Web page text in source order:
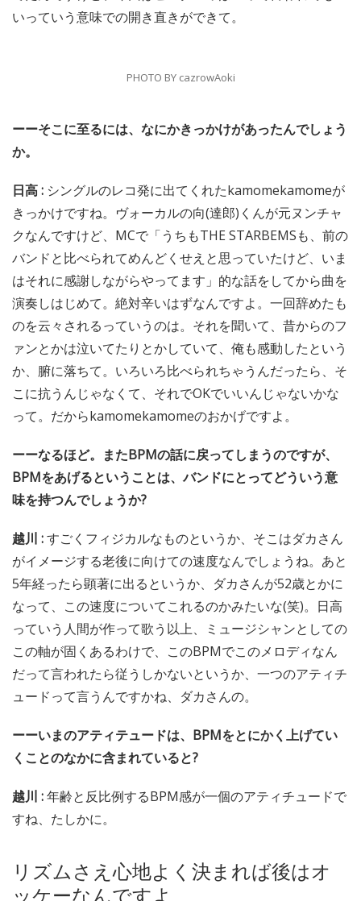
いっていう意味での開き直きができて。
PHOTO BY cazrowAoki
ーーそこに至るには、なにかきっかけがあったんでしょう
か。
日高 : シングルのレコ発に出てくれたkamomekamomeが
きっかけですね。ヴォーカルの向(達郎)くんが元ヌンチャ
クなんですけど、MCで「うちもTHE STARBEMSも、前の
バンドと比べられてめんどくせえと思っていたけど、いま
はそれに感謝しながらやってます」的な話をしてから曲を
演奏しはじめて。絶対辛いはずなんですよ。一回辞めたも
のを云々されるっていうのは。それを聞いて、昔からのフ
ァンとかは泣いてたりとかしていて、俺も感動したという
か、腑に落ちて。いろいろ比べられちゃうんだったら、そ
こに抗うんじゃなくて、それでOKでいいんじゃないかな
って。だからkamomekamomeのおかげですよ。
ーーなるほど。またBPMの話に戻ってしまうのですが、
BPMをあげるということは、バンドにとってどういう意
味を持つんでしょうか?
越川 :すごくフィジカルなものというか、そこはダカさん
がイメージする老後に向けての速度なんでしょうね。あと
5年経ったら顕著に出るというか、ダカさんが52歳とかに
なって、この速度についてこれるのかみたいな(笑)。日高
っていう人間が作って歌う以上、ミュージシャンとしての
この軸が固くあるわけで、このBPMでこのメロディなん
だって言われたら従うしかないというか、一つのアティチ
ュードって言うんですかね、ダカさんの。
ーーいまのアティテュードは、BPMをとにかく上げてい
くことのなかに含まれていると?
越川 :年齢と反比例するBPM感が一個のアティチュードで
すね、たしかに。
リズムさえ心地よく決まれば後はオ
ッケーなんですよ